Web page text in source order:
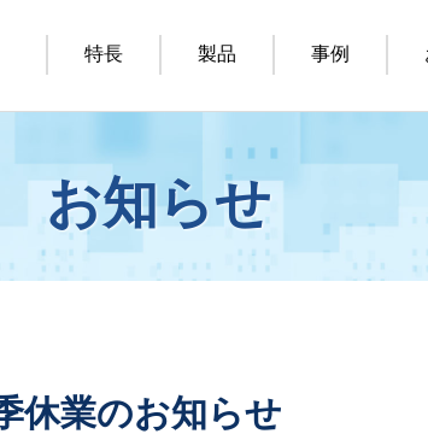
特長 製品 事例
お知らせ
休業のお知らせ